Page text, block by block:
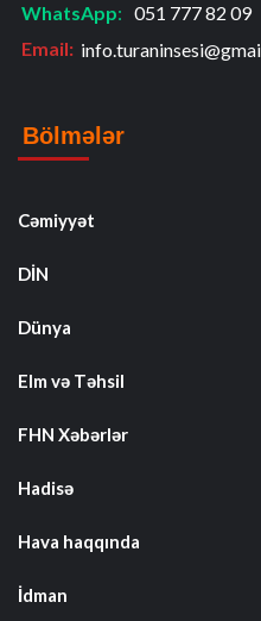
WhatsApp: 051 777 82 09
Email:
Bölmələr
Cəmiyyət
DİN
Dünya
Elm və Təhsil
FHN Xəbərlər
Hadisə
Hava haqqında
İdman